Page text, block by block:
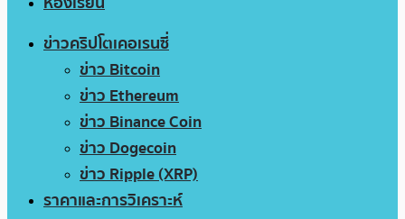
ข่าวคริปโตเคอเรนซี่
ข่าว Bitcoin
ข่าว Ethereum
ข่าว Binance Coin
ข่าว Dogecoin
ข่าว Ripple (XRP)
ราคาและการวิเคราะห์